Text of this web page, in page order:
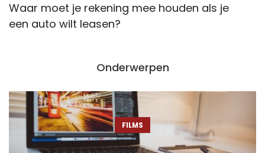
Waar moet je rekening mee houden als je
een auto wilt leasen?
Onderwerpen
FILMS